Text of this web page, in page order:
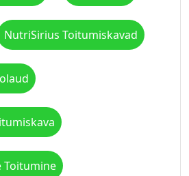
NutriSirius Toitumiskavad
Toitumine